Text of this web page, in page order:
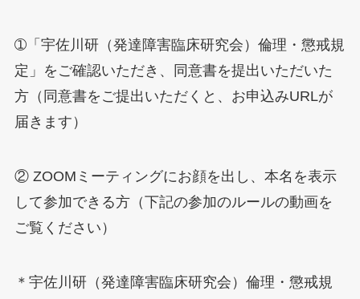
➀「宇佐川研（発達障害臨床研究会）倫理・懲戒規
定」をご確認いただき、同意書を提出いただいた
方（同意書をご提出いただくと、お申込みURLが
届きます）
② ZOOMミーティングにお顔を出し、本名を表示
して参加できる方（下記の参加のルールの動画を
ご覧ください）
＊宇佐川研（発達障害臨床研究会）倫理・懲戒規